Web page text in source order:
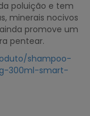
poluição e tem
minerais nocivos
promove um
pentear.
shampoo-
300ml-smart-